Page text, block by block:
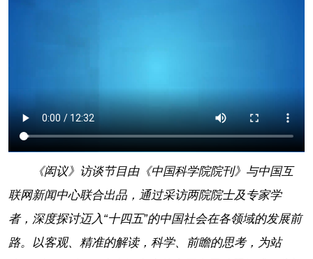
《闳议》访谈节目由《中国科学院院刊》与中国互
联网新闻中心联合出品，通过采访两院院士及专家学
者，深度探讨迈入“十四五”的中国社会在各领域的发展前
路。以客观、精准的解读，科学、前瞻的思考，为站